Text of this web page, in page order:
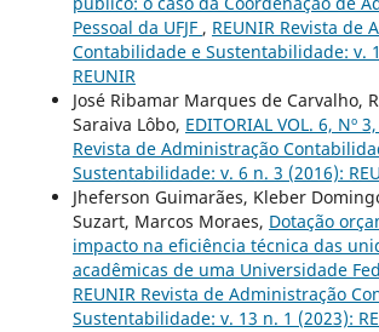
Pessoal da UFJF , REUNIR Revista de
Contabilidade e Sustentabilidade: v.
REUNIR
José Ribamar Marques de Carvalho,
Saraiva Lôbo, EDITORIAL VOL. 6, Nº
Revista de Administração
Sustentabilidade: v. 6 n. 3 (2016):
Jheferson Guimarães, Kleber
Suzart, Marcos Moraes, Dotação
impacto na eficiência técnica das
acadêmicas de uma Universidade
REUNIR Revista de Administração
Sustentabilidade: v. 13 n. 1 (2023):